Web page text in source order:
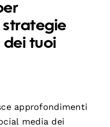
strategie
dei tuoi
approfondimenti
media dei